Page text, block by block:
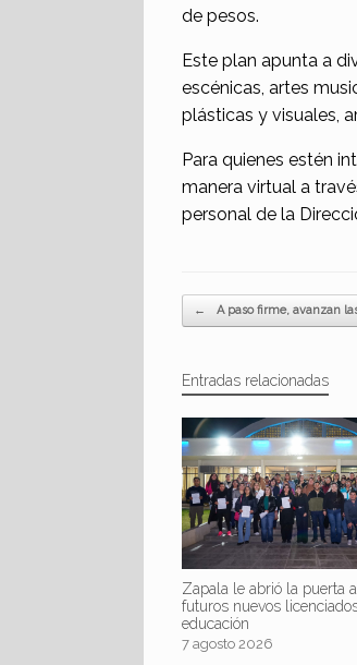
de pesos.
Este plan apunta a
escénicas, artes
plásticas y visuales,
Para quienes estén
manera virtual a
personal de la
Navegador de artículos
← A paso firme, avanzan
Entradas relacionadas
Zapala le abrió la puerta
futuros nuevos
educación
7 agosto 2026